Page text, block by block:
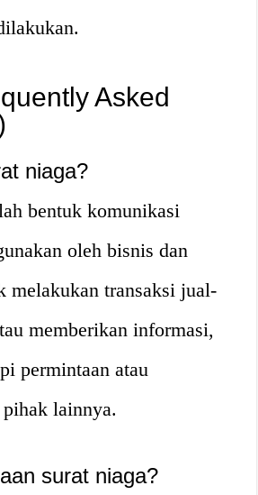
Asked
niaga?
bentuk komunikasi
oleh bisnis dan
melakukan transaksi jual-
memberikan informasi,
permintaan atau
lainnya.
surat niaga?